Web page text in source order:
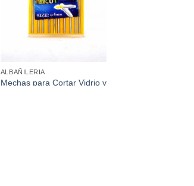
ALBAÑILERIA
Mechas para Cortar Vidrio y